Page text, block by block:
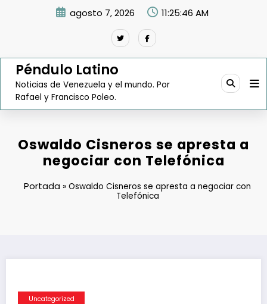
agosto 7, 2026 11:25:47 AM
Péndulo Latino
Noticias de Venezuela y el mundo. Por
Rafael y Francisco Poleo.
Oswaldo Cisneros se apresta a
negociar con Telefónica
Portada »Oswaldo Cisneros se apresta a negociar con
Telefónica
Uncategorized